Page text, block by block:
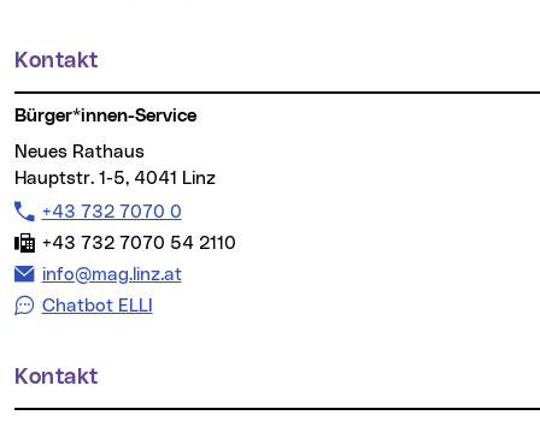
Weitere Informationen
Kontakt
Bürger*innen-Service
Neues Rathaus
Hauptstr. 1-5, 4041 Linz
Telefon:
+43 732 7070 0
Fax:
+43 732 7070 54 2110
E-Mail Adresse:
info@mag.linz.at
Chatbot ELLI
Kontakt